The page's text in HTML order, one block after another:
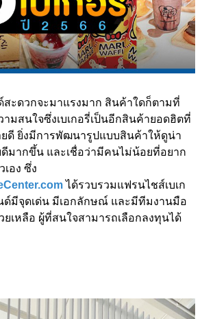
สะดวกจะมาแรงมาก สินค้าใดก็ตามที่
ามสนใจซึ่งเบเกอรี่เป็นอีกสินค้ายอดฮิตที่
ยดี ยิ่งมีการพัฒนารูปแบบสินค้าให้ดูน่า
ดีมากขึ้น และเชื่อว่ามีคนไม่น้อยที่อยาก
เอง ซึ่ง
ได้รวบรวมแฟรนไชส์เบเก
มีจุดเด่น มีเอกลักษณ์ และมีทีมงานมือ
เหลือ ผู้ที่สนใจสามารถเลือกลงทุนได้